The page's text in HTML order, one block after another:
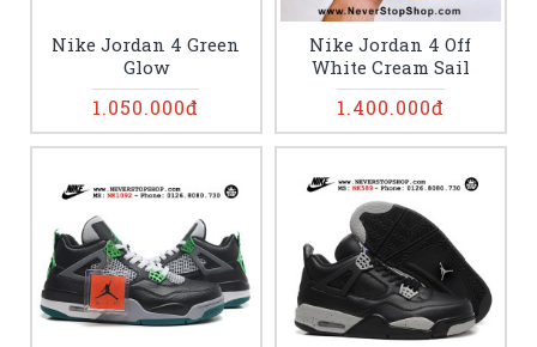
Nike Jordan 4 Green
Glow
1.050.000đ
Nike Jordan 4 Off
White Cream Sail
1.400.000đ